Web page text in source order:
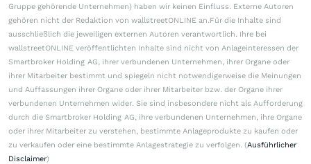
Gruppe gehörende Unternehmen) haben wir keinen Einfluss. Externe Autoren
gehören nicht der Redaktion von wallstreetONLINE an.Für die Inhalte sind
ausschließlich die jeweiligen externen Autoren verantwortlich. Ihre bei
wallstreetONLINE veröffentlichten Inhalte sind nicht von Anlageinteressen der
Smartbroker Holding AG, ihrer verbundenen Unternehmen, ihrer Organe oder
ihrer Mitarbeiter bestimmt und spiegeln nicht notwendigerweise die Meinungen
und Auffassungen ihrer Organe oder ihrer Mitarbeiter bzw. der Organe ihrer
verbundenen Unternehmen wider. Sie sind insbesondere nicht als Aufforderung
durch die Smartbroker Holding AG, ihre verbundenen Unternehmen, ihre Organe
oder ihrer Mitarbeiter zu verstehen, bestimmte Anlageprodukte zu kaufen oder
zu verkaufen oder eine bestimmte Anlagestrategie zu verfolgen. (Ausführlicher
Disclaimer)